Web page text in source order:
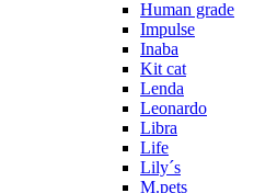
Human grade
Impulse
Inaba
Kit cat
Lenda
Leonardo
Libra
Life
Lily´s
M.pets